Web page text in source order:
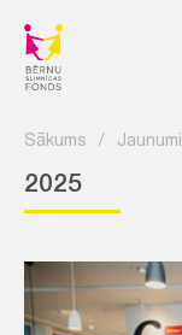
Sākums / Jaunumi
2025